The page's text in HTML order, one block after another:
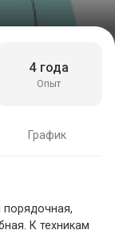
Опыт
4 года
График
порядочная,
К техникам